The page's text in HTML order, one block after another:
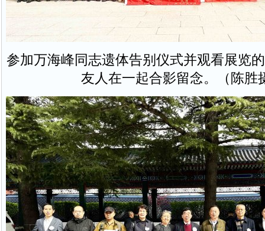
参加万海峰同志遗体告别仪式并观看展览
友人在一起合影留念。（陈胜